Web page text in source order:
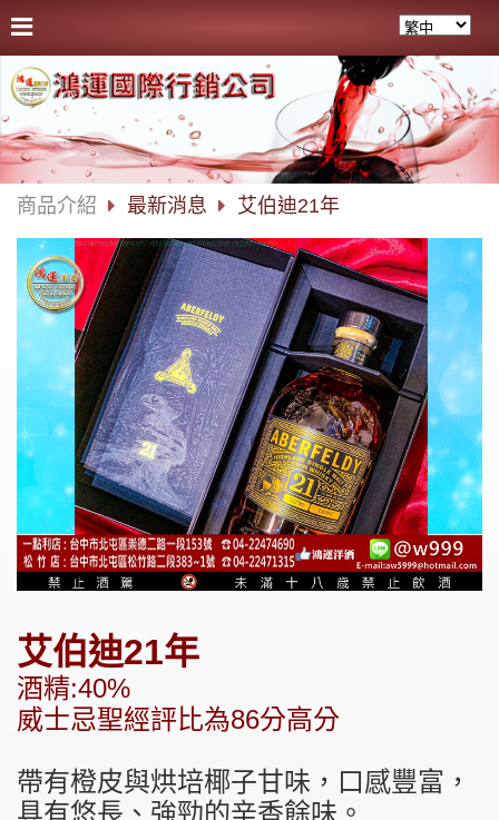
商品介紹 最新消息 艾伯迪21年
艾伯迪21年
酒精:40%
威士忌聖經評比為86分高分
帶有橙皮與烘培椰子甘味，口感豐富，
具有悠長、強勁的辛香餘味。